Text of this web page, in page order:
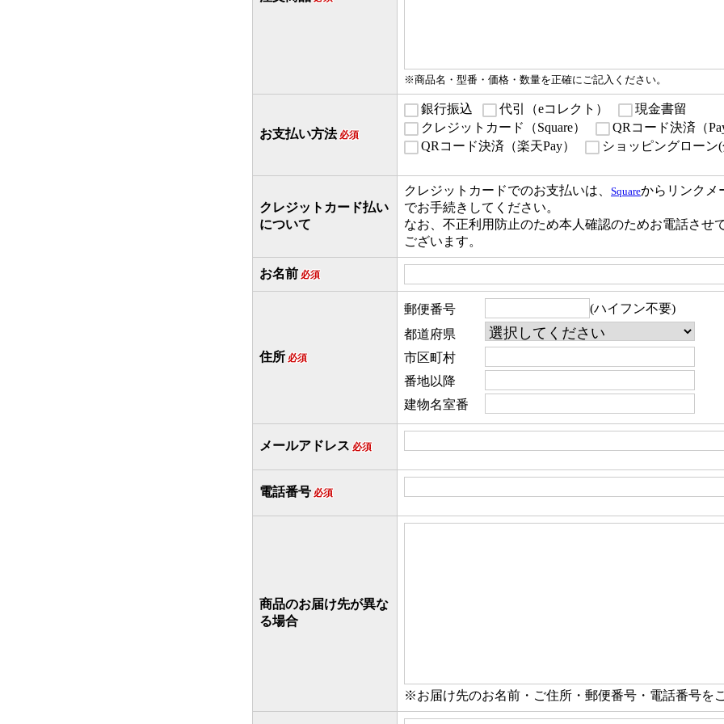
※商品名・型番・価格・数量を正確にご記入ください。
お支払い方法 必須
銀行振込 代引（eコレクト）
現金書留
クレジットカード（Square）
QRコード決済（
QRコード決済（楽天Pay）
ショッピングローン
クレジットカード払い
について
クレジットカードでのお支払いは、 Squareからリンクメ
でお手続きしてください。
なお、不正利用防止のため本人確認のためお電話させ
ございます。
お名前 必須
住所 必須
郵便番号
(ハイフン不要)
都道府県
市区町村
番地以降
建物名室番
メールアドレス 必須
電話番号 必須
商品のお届け先が異な
る場合
※お届け先のお名前・ ご住所 ・ 郵便番号 ・ 電話番号を